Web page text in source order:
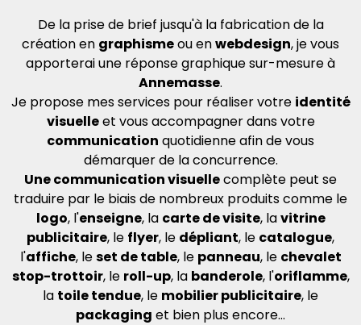
De la prise de brief jusqu'à la fabrication de la
création en graphismeou enwebdesign, je vous
apporterai une réponse graphique sur-mesure à
Annemasse.
Je propose mes services pour réaliser votre identité
visuelleet vous accompagner dans votre
communication quotidienne afin de vous
démarquer de la concurrence.
Une communication visuellecomplète peut se
traduire par le biais de nombreux produits comme le
logo, l'enseigne, la carte de visite, lavitrine
publicitaire, le flyer, le dépliant, le catalogue,
l'affiche, leset de table, le panneau, le chevalet
stop-trottoir, le roll-up, la banderole, l'oriflamme,
la toile tendue, le mobilier publicitaire, le
packaging et bien plus encore...